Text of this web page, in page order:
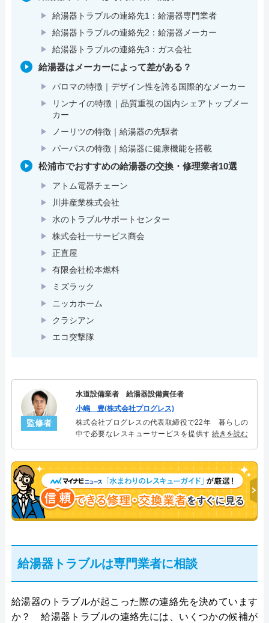
給湯器トラブルの連絡先1：給湯器専門業者
給湯器トラブルの連絡先2：給湯器メーカー
給湯器トラブルの連絡先3：ガス会社
給湯器はメーカーによって差がある？
パロマの特徴｜デザイン性を誇る国際的なメーカー
リンナイの特徴｜品質重視の国内シェアトップメー
カー
ノーリツの特徴｜給湯器の先駆者
パーパスの特徴｜給湯器に健康機能を搭載
松浦市でおすすめの給湯器の交換・修理業者10選
アトム電器チェーン
川井産業株式会社
水のトラブルサポートセンター
株式会社一サービス商会
正直屋
有限会社松本燃料
ミズラック
ニッカホーム
クラシアン
エコ突撃隊
監修者
水道設備業者 給湯器設備責任者
小嶋 豊(株式会社プログレス)
株式会社プログレスの代表取締役で22年 暮らしの
中で必要なレスキューサービスを提供する株式会社
決。多くのお客様に信頼される「給湯器」のスペシ
ャリスト。
続きを読む
給湯器トラブルは専門業者に相談
給湯器のトラブルが起こった際の連絡先を決めています
か？ 給湯器トラブルの連絡先には、いくつかの候補が